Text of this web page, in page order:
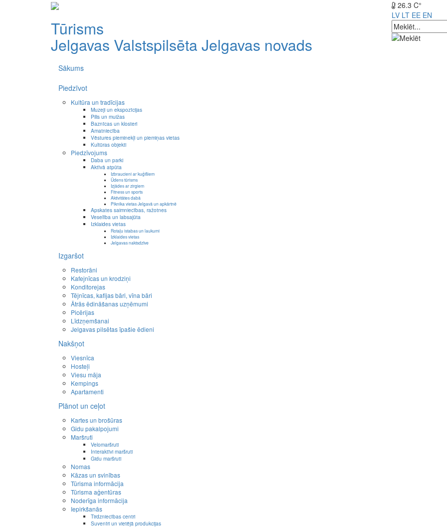
Tūrisms
Jelgavas Valstspilsēta Jelgavas novads
26.3 C°
LV LT EE EN
Sākums
Piedzīvot
Kultūra un tradīcijas
Muzeji un ekspozīcijas
Pilis un muižas
Baznīcas un klosteri
Amatniecība
Vēstures pieminekļi un piemiņas vietas
Kultūras objekti
Piedzīvojums
Daba un parki
Aktīvā atpūta
Izbraucieni ar kuģīšiem
Ūdens tūrisms
Izjādes ar zirgiem
Fitness un sports
Aktivitātes dabā
Piknika vietas Jelgavā un apkārtnē
Apskates saimniecības, ražotnes
Veselība un labsajūta
Izklaides vietas
Rotaļu istabas un laukumi
Izklaides vietas
Jelgavas naktsdzīve
Izgaršot
Restorāni
Kafejnīcas un krodziņi
Konditorejas
Tējnīcas, kafijas bāri, vīna bāri
Ātrās ēdināšanas uzņēmumi
Picērijas
Līdzņemšanai
Jelgavas pilsētas īpašie ēdieni
Nakšņot
Viesnīca
Hosteļi
Viesu māja
Kempings
Apartamenti
Plānot un ceļot
Kartes un brošūras
Gidu pakalpojumi
Maršruti
Velomaršruti
Interaktīvi maršruti
Gidu maršruti
Nomas
Kāzas un svinības
Tūrisma informācija
Tūrisma aģentūras
Noderīga informācija
Iepirkšanās
Tirdzniecības centri
Suvenīri un vietējā produkcijas